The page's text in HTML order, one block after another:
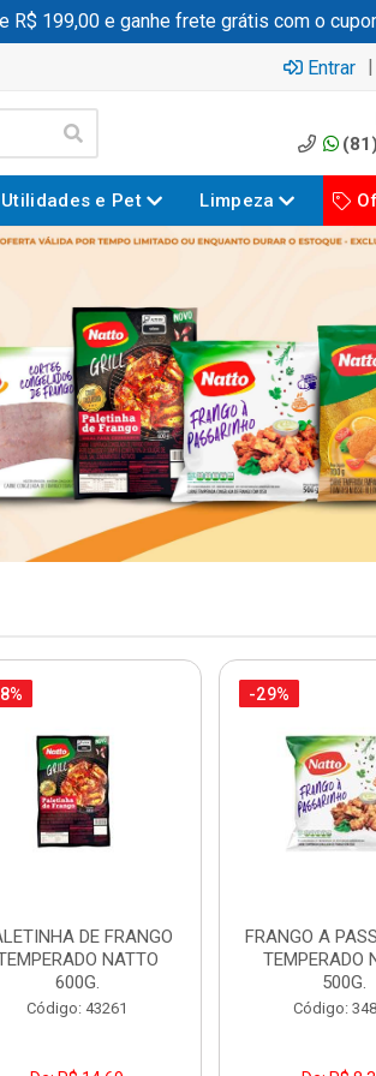
e ganhe frete grátis com o cupom
Entrar |
Utilidades e Pet Limpeza
DE FRANGO
NATTO
600G.
Código: 43261
-29%
FRANGO A
TEMPERADO
500G.
Código: